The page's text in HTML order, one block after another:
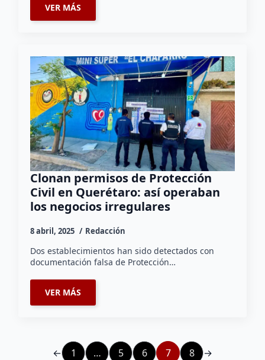
VER MÁS
Clonan permisos de Protección
Civil en Querétaro: así operaban
los negocios irregulares
8 abril, 2025 Redacción
Dos establecimientos han sido detectados con
documentación falsa de Protección…
VER MÁS
← 1 … 5 6 7 8 →